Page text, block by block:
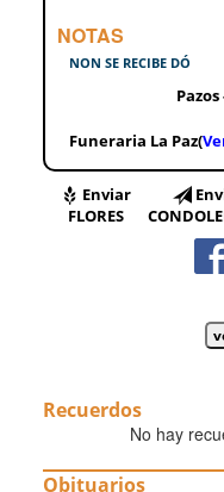
NOTAS
NON SE RECIBE DÓ
Pazos
Funeraria La Paz(
Enviar
FLORES
Recuerdos
No hay
Obituarios